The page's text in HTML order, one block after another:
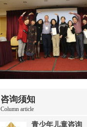
咨询须知
Column article
青少年儿童咨询